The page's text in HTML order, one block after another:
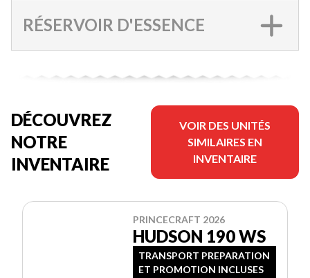
RÉSERVOIR D'ESSENCE
DÉCOUVREZ
NOTRE
INVENTAIRE
VOIR DES UNITÉS
SIMILAIRES EN
INVENTAIRE
PRINCECRAFT 2026
HUDSON 190 WS
TRANSPORT PREPARATION
ET PROMOTION INCLUSES